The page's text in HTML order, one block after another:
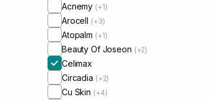
Acnemy (+1)
Arocell (+3)
Atopalm (+1)
Beauty Of Joseon (+2)
Celimax
Circadia (+2)
Cu Skin (+4)